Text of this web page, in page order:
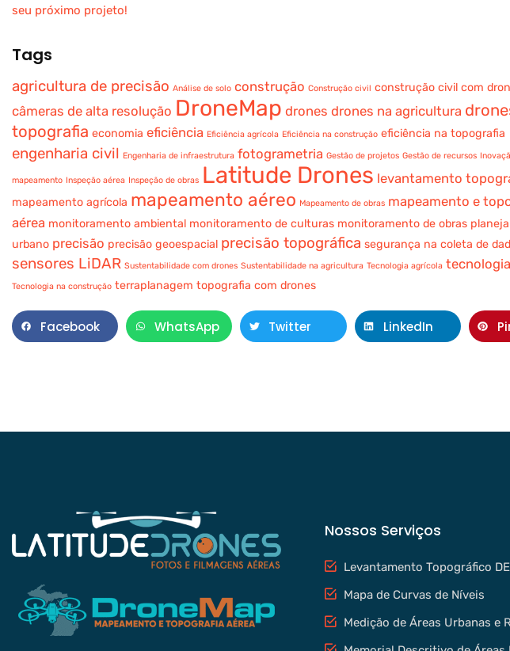
seu próximo projeto!
Tags
agricultura de precisão Análise de solo construção Construção civil construção civil com
câmeras de alta resolução DroneMap drones drones na agricultura
topografia economia eficiência Eficiência agrícola Eficiência na construção eficiência na topografia
engenharia civil Engenharia de infraestrutura fotogrametria Gestão de projetos Gestão de recursos
mapeamento Inspeção aérea Inspeção de obras Latitude Drones levantamento
mapeamento agrícola mapeamento aéreo Mapeamento de obras mapeamento e
aérea monitoramento ambiental monitoramento de culturas monitoramento de obras
urbano precisão precisão geoespacial precisão topográfica segurança na coleta de
sensores LiDAR Sustentabilidade com drones Sustentabilidade na agricultura Tecnologia agrícola
Tecnologia na construção terraplanagem topografia com drones
Facebook WhatsApp Twitter LinkedIn
Nossos Serviços
Levantamento Topográfico
Mapa de Curvas de Níveis
Medição de Áreas Urbanas e